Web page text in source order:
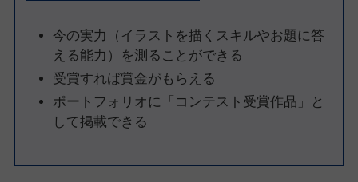
今の実力（イラストを描くスキルやお題に答
える能力）を測ることができる
受賞すれば賞金がもらえる
ポートフォリオに「コンテスト受賞作品」と
して掲載できる